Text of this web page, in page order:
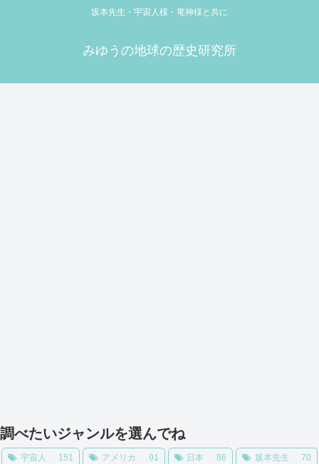
坂本先生・宇宙人様・竜神様と共に
みゆうの地球の歴史研究所
調べたいジャンルを選んでね
宇宙人 151 アメリカ 91 日本 86 坂本先生 70